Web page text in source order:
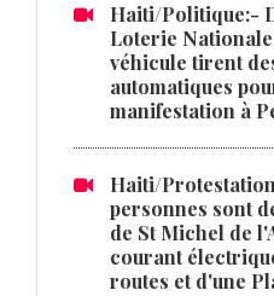
Haiti/Politique:-
Loterie
véhicule tirent
automatiques
manifestation à
Haiti/
personnes sont
de St Michel de
courant
routes et d'une